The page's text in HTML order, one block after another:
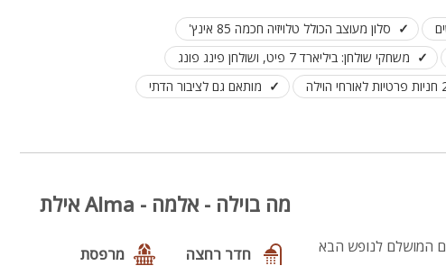
אוכל
סלון מעוצב הכולל טלויזיה חכמה 85 אינץ'
משחקי שולחן: ביליארד 7 פיט, ושולחן פינג פונג
הוילה
מותאם גם לציבור הדתי
המושלם לנופש הבא
מה בוילה - אלמה - Alma אילת
חדר רחצה מרפסת